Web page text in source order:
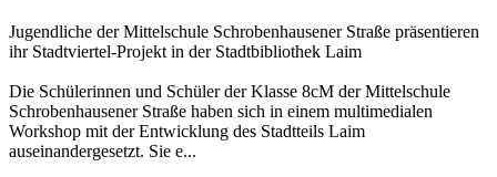
Jugendliche der Mittelschule Schrobenhausener Straße präsentieren
ihr Stadtviertel-Projekt in der Stadtbibliothek Laim
Die Schülerinnen und Schüler der Klasse 8cM der Mittelschule
Schrobenhausener Straße haben sich in einem multimedialen
Workshop mit der Entwicklung des Stadtteils Laim
auseinandergesetzt. Sie e...